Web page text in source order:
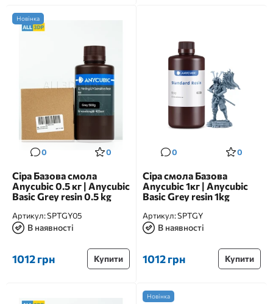
Новінка
0 0
Сіра Базова смола
Anycubic 0.5 кг | Anycubic
Basic Grey resin 0.5 kg
Артикул:SPTGY05
В наявності
1012 грн Купити
0 0
Сіра смола Базова
Anycubic 1кг | Anycubic
Basic Grey resin 1kg
Артикул:SPTGY
В наявності
1012 грн Купити
Новінка